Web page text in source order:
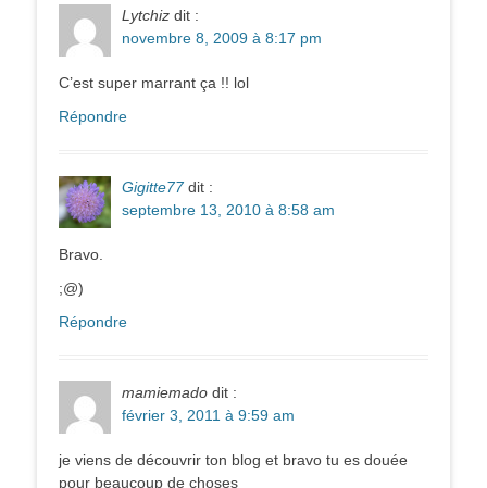
Lytchiz dit :
novembre 8, 2009 à 8:17 pm
C’est super marrant ça !! lol
Répondre
Gigitte77 dit :
septembre 13, 2010 à 8:58 am
Bravo.
;@)
Répondre
mamiemado dit :
février 3, 2011 à 9:59 am
je viens de découvrir ton blog et bravo tu es douée
pour beaucoup de choses